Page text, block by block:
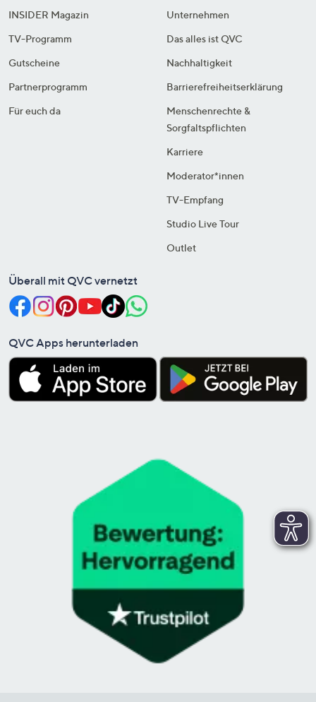
INSIDER Magazin
TV-Programm
Gutscheine
Partnerprogramm
Für euch da
Unternehmen
Das alles ist QVC
Nachhaltigkeit
Barrierefreiheitserklärung
Menschenrechte &
Sorgfaltspflichten
Karriere
Moderator*innen
TV-Empfang
Studio Live Tour
Outlet
Überall mit QVC vernetzt
QVC Apps herunterladen